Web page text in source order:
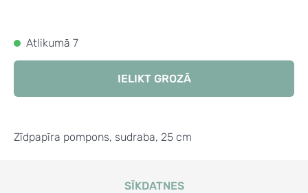
Atlikumā 7
IELIKT GROZĀ
Zīdpapīra pompons, sudraba, 25 cm
SĪKDATNES